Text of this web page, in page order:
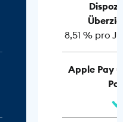
8,51 % pro
Apple Pay